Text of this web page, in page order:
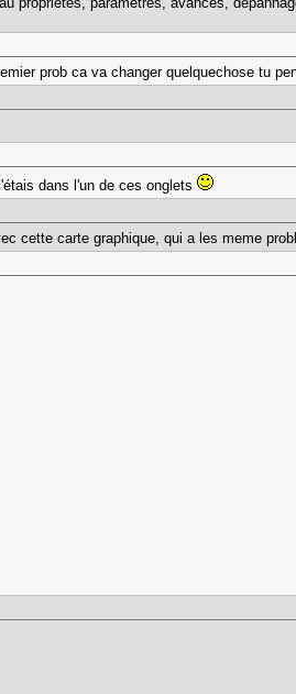
prob ca va changer quelquechose tu
dans l'un de ces onglets
cette carte graphique, qui a les meme